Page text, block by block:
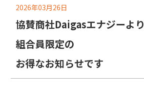
2026年03月26日
協賛商社Daigasエナジーより
組合員限定の
お得なお知らせです